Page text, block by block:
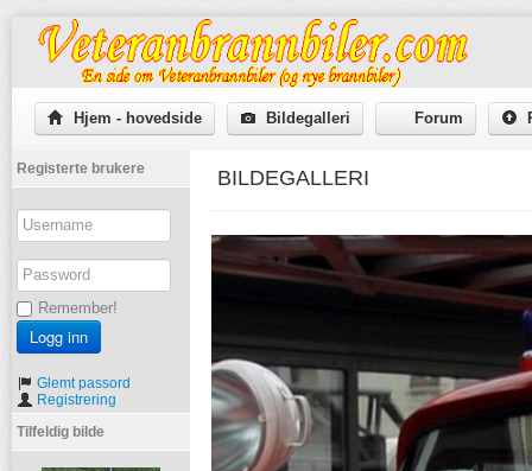
Hjem - hovedside Bildegalleri Forum
Registerte brukere
Remember!
Glemt passord
Registrering
Tilfeldig bilde
BILDEGALLERI